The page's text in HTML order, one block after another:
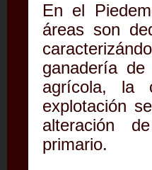
En el
áreas son
ganadería
agrícola, la
explotación
alteración
primario.